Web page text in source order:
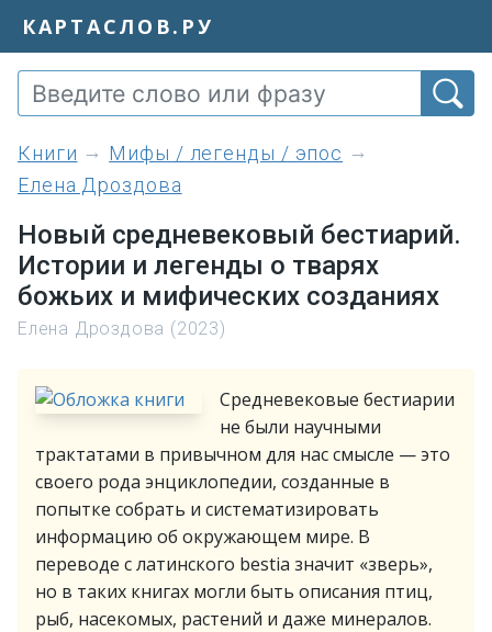
КАРТАСЛОВ.РУ
книги
Мифы / легенды / эпос
Елена Дроздова
Новый средневековый бестиарий.
Истории и легенды о тварях
божьих и мифических созданиях
Елена Дроздова (2023)
Средневековые бестиарии
не были научными
трактатами в привычном для нас смысле — это
своего рода энциклопедии, созданные в
попытке собрать и систематизировать
информацию об окружающем мире. В
переводе с латинского bestia значит «зверь»,
но в таких книгах могли быть описания птиц,
рыб, насекомых, растений и даже минералов.